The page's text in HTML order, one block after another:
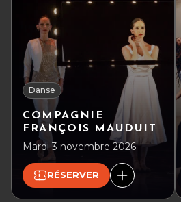
Danse
COMPAGNIE
FRANÇOIS MAUDUIT
Mardi 3 novembre 2026
RÉSERVER